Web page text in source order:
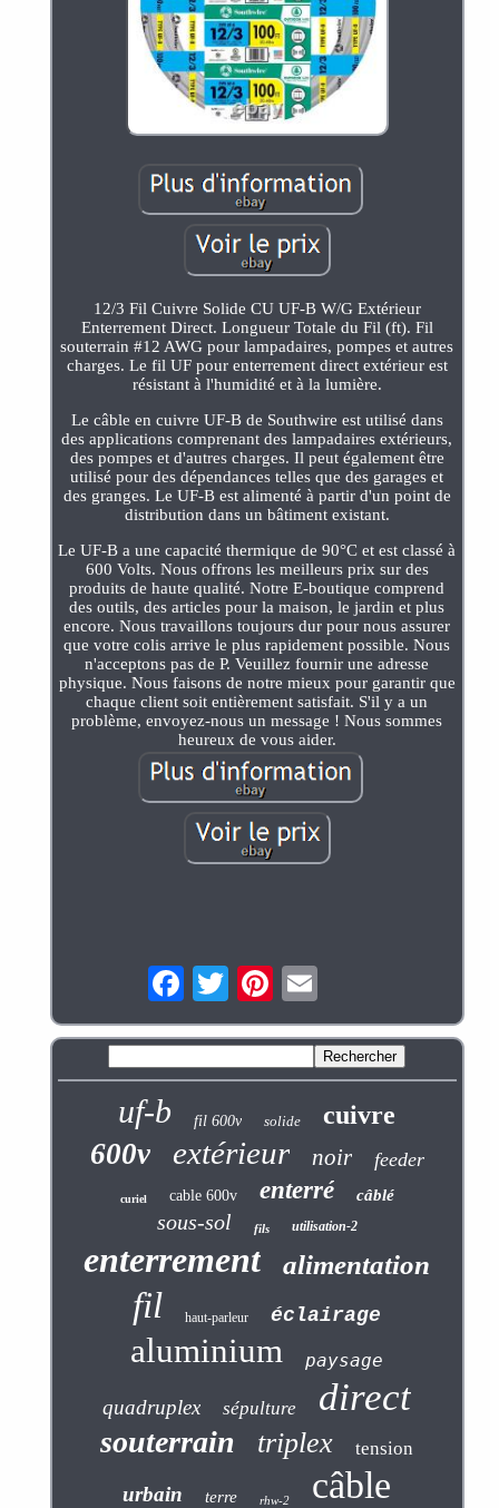
12/3 Fil Cuivre Solide CU UF-B W/G Extérieur
Enterrement Direct. Longueur Totale du Fil (ft). Fil
souterrain #12 AWG pour lampadaires, pompes et autres
charges. Le fil UF pour enterrement direct extérieur est
résistant à l'humidité et à la lumière.
Le câble en cuivre UF-B de Southwire est utilisé dans
des applications comprenant des lampadaires extérieurs,
des pompes et d'autres charges. Il peut également être
utilisé pour des dépendances telles que des garages et
des granges. Le UF-B est alimenté à partir d'un point de
distribution dans un bâtiment existant.
Le UF-B a une capacité thermique de 90°C et est classé à
600 Volts. Nous offrons les meilleurs prix sur des
produits de haute qualité. Notre E-boutique comprend
des outils, des articles pour la maison, le jardin et plus
encore. Nous travaillons toujours dur pour nous assurer
que votre colis arrive le plus rapidement possible. Nous
n'acceptons pas de P. Veuillez fournir une adresse
physique. Nous faisons de notre mieux pour garantir que
chaque client soit entièrement satisfait. S'il y a un
problème, envoyez-nous un message ! Nous sommes
heureux de vous aider.
uf-b fil 600v solide cuivre
600v extérieur noir feeder
curiel cable 600v enterré câblé
sous-sol fils utilisation-2
enterrement alimentation
fil haut-parleur éclairage
aluminium paysage
quadruplex sépulture direct
souterrain triplex tension
urbain terre rhw-2 câble